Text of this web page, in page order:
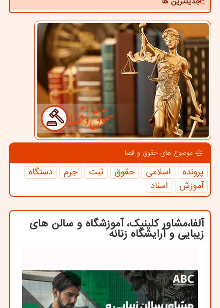
موضوع های حقوق و قضا
پرونده اسلامی حقوق ثبت جرم
دستگاه
آموزش
اسناد
آلفا،مشاور کلینیک، آموزشگاه و سالن های
زیبایی و آرایشگاه زنانه